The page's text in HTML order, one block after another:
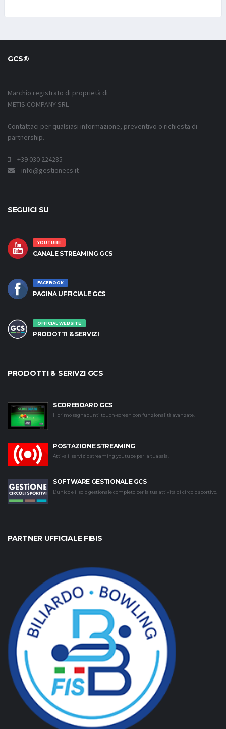
GCS®
Marchio registrato di proprietà di
METIS COMPANY SRL
Contattaci per qualsiasi informazione, preventivo o richiesta di
partnership.
+39 030 224285
info@gestionecs.it
SEGUICI SU
YOUTUBE
CANALE STREAMING GCS
FACEBOOK
PAGINA UFFICIALE GCS
OFFICIAL WEBSITE
PRODOTTI & SERVIZI
PRODOTTI & SERIVZI GCS
SCOREBOARD GCS
Il primo segnapunti touch-screen con funzionalità avanzate.
POSTAZIONE STREAMING
Attiva il servizio streaming youtube per la tua sala.
SOFTWARE GESTIONALE GCS
L’unico e il solo gestionale completo per la tua attività di circolo sportivo.
PARTNER UFFICIALE FIBIS